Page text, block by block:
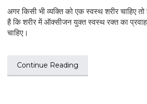
अगर किसी भी व्यक्ति को एक स्वस्थ शरीर चाहिए
है कि शरीर में ऑक्सीजन युक्त स्वस्थ रक्त का
चाहिए।
Continue Reading